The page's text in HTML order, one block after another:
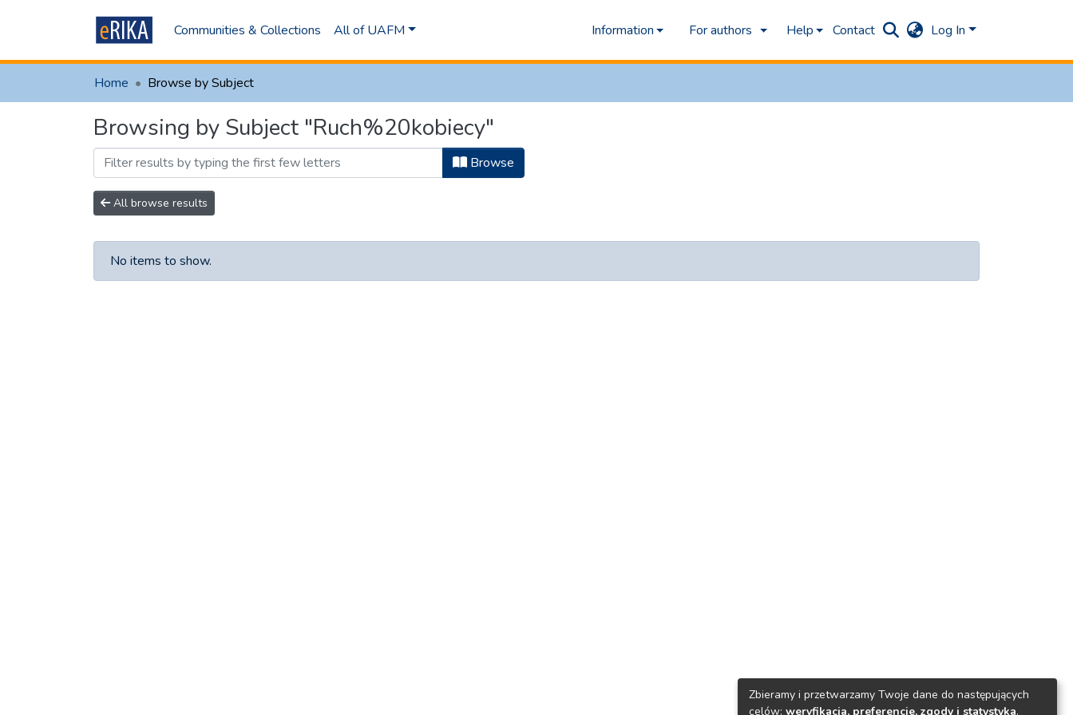
Communities & Collections All of UAFM Information For authors Help Contact Log In
Home Browse by Subject
Browsing by Subject "Ruch%20kobiecy"
Browse
All browse results
No items to show.
Zbieramy i przetwarzamy Twoje dane do następujących
celów: weryfikacja, preferencje, zgody i statystyka.